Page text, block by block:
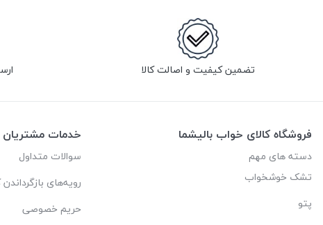
تضمین کیفیت و اصالت کالا
فروشگاه کالای خواب بالیشما
دسته های مهم
تشک خوشخواب
پتو
خدمات مشتریان
سوالات متداول
رویه‌های بازگرداندن
حریم خصوصی